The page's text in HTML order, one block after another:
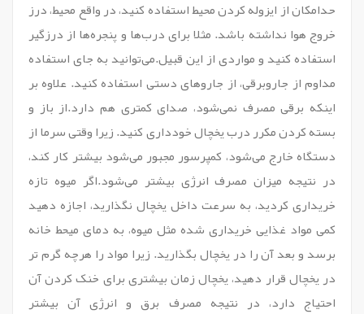
حدامکان از ایزوله کردن محیط استفاده کنید، در واقع محیط، درز
خروج هوا نداشته باشد. مثلا برای درب‌ها و پنجره‌ها از درزگیر
استفاده کنید و مواردی از این قبیل.می‌توانید به جای استفاده
مداوم از جاروبرقی، از جارو‌های دستی استفاده کنید. علاوه بر
اینکه برقی مصرف نمی‌شود، صدای کمتری هم دارد.از باز و
بسته کردن مکرر درب یخچال خودداری کنید. زیرا وقتی سرما از
دستگاه خارج می‌شود، کمپرسور مجبور می‌شود بیشتر کار کند،
در نتیجه میزان مصرف انرژی بیشتر می‌شود.اگر میوه تازه
خریداری کردید، به سرعت داخل یخچال نگذارید، اجازه دهید
کمی مواد غذایی خریداری شده مثل میوه، به دمای میحط خانه
برسد و بعد آن را در یخچال بگذارید. زیرا مواد را هرچه گرم تر
در یخچال قرار دهید، یخچال زمان بیشتری برای خنک کردن آن
احتیاج دارد، در نتیجه مصرف برق و انرژی آن بیشتر